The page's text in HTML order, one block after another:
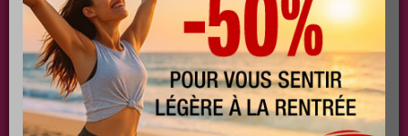
PLUS
EFFICACE
PLUS
SANTÉ
PLUS
COACHING